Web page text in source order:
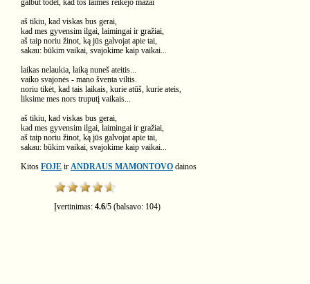
galbūt todėl, kad tos laimės reikėjo mažai
aš tikiu, kad viskas bus gerai,
kad mes gyvensim ilgai, laimingai ir gražiai,
aš taip noriu žinot, ką jūs galvojat apie tai,
sakau: būkim vaikai, svajokime kaip vaikai...
laikas nelaukia, laiką nuneš ateitis...
vaiko svajonės - mano šventa viltis.
noriu tikėt, kad tais laikais, kurie atūš, kurie ateis,
liksime mes nors truputį vaikais...
aš tikiu, kad viskas bus gerai,
kad mes gyvensim ilgai, laimingai ir gražiai,
aš taip noriu žinot, ką jūs galvojat apie tai,
sakau: būkim vaikai, svajokime kaip vaikai...
Kitos FOJE ir ANDRAUS MAMONTOVO dainos
Įvertinimas: 4.6/5 (balsavo: 104)